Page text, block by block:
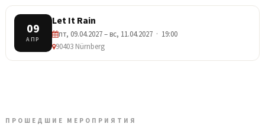
09
АПР
Let It Rain
пт, 09.04.2027 – вс, 11.04.2027 · 19:00
90403 Nürnberg
ПРОШЕДШИЕ МЕРОПРИЯТИЯ